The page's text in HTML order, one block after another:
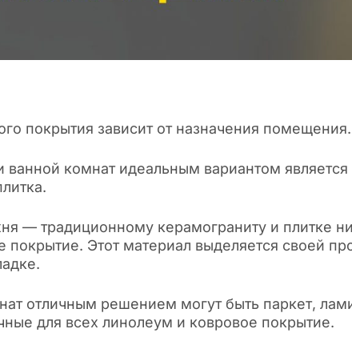
покрытия зависит от назначения помещения.
ванной комнат идеальным вариантом
— традиционному керамограниту и плитке
покрытие. Этот материал выделяется своей
отличным решением могут быть паркет,
для всех линолеум и ковровое покрытие.